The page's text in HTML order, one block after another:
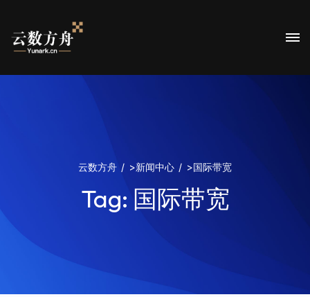
云数方舟 >新闻中心 >国际带宽
Tag: 国际带宽